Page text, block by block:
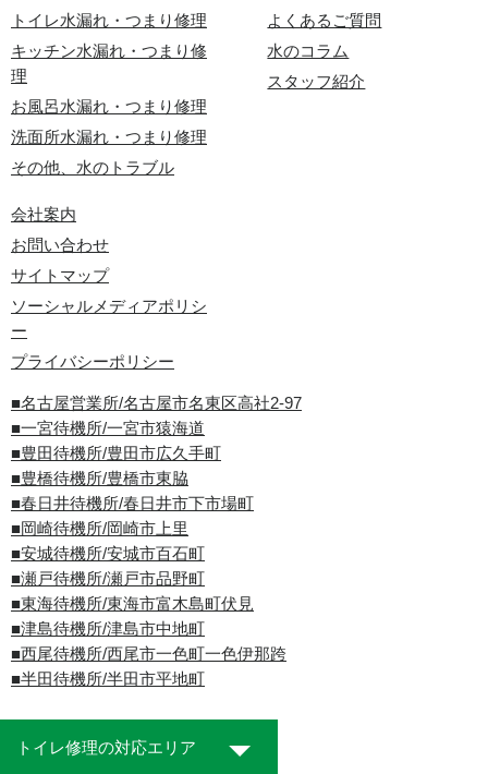
トイレ水漏れ・つまり修理
キッチン水漏れ・つまり修
理
お風呂水漏れ・つまり修理
洗面所水漏れ・つまり修理
その他、水のトラブル
よくあるご質問
水のコラム
スタッフ紹介
会社案内
お問い合わせ
サイトマップ
ソーシャルメディアポリシ
ー
プライバシーポリシー
■名古屋営業所/名古屋市名東区高社2-97
■一宮待機所/一宮市猿海道
■豊田待機所/豊田市広久手町
■豊橋待機所/豊橋市東脇
■春日井待機所/春日井市下市場町
■岡崎待機所/岡崎市上里
■安城待機所/安城市百石町
■瀬戸待機所/瀬戸市品野町
■東海待機所/東海市富木島町伏見
■津島待機所/津島市中地町
■西尾待機所/西尾市一色町一色伊那跨
■半田待機所/半田市平地町
トイレ修理の対応エリア